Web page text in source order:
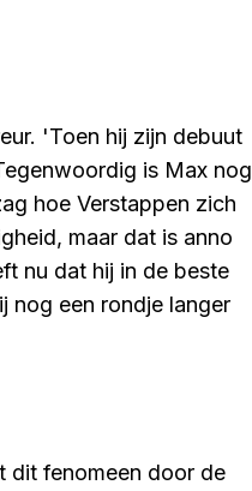
'Toen hij zijn debuut
is Max nog
hoe Verstappen zich
maar dat is anno
nu dat hij in de beste
nog een rondje langer
dit fenomeen door de